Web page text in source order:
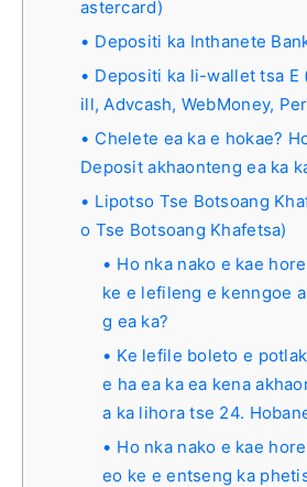
astercard)
Depositi ka Inthanete
Depositi ka li-wallet tsa E
ill, Advcash, WebMoney,
Chelete ea ka e hokae?
Deposit akhaonteng ea ka
Lipotso Tse Botsoang
o Tse Botsoang Khafetsa)
Ho nka nako e kae
ke e lefileng e kenngoe
g ea ka?
Ke lefile boleto e
e ha ea ka ea kena
a ka lihora tse 24.
Ho nka nako e kae
eo ke e entseng ka